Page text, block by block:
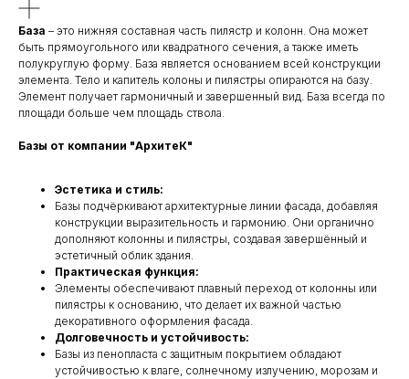
База – это нижняя составная часть пилястр и колонн. Она может
быть прямоугольного или квадратного сечения, а также иметь
полукруглую форму. База является основанием всей конструкции
элемента. Тело и капитель колоны и пилястры опираются на базу.
Элемент получает гармоничный и завершенный вид. База всегда по
площади больше чем площадь ствола.
Базы от компании "АрхитеК"
Эстетика и стиль:
Базы подчёркивают архитектурные линии фасада, добавляя
конструкции выразительность и гармонию. Они органично
дополняют колонны и пилястры, создавая завершённый и
эстетичный облик здания.
Практическая функция:
Элементы обеспечивают плавный переход от колонны или
пилястры к основанию, что делает их важной частью
декоративного оформления фасада.
Долговечность и устойчивость:
Базы из пенопласта с защитным покрытием обладают
устойчивостью к влаге, солнечному излучению, морозам и